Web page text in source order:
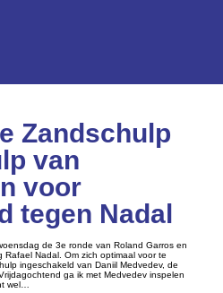
Zandschulp
van
voor
tegen Nadal
de 3e ronde van Roland Garros en
Nadal. Om zich optimaal voor te
ingeschakeld van Daniil Medvedev, de
ga ik met Medvedev inspelen
wel…